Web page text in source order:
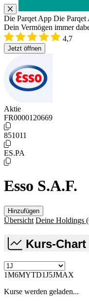
Die Parqet App Die
Dein Vermögen immer
4,7
Jetzt öffnen
Aktie
FR0000120669
851011
ES.PA
Esso S.A.F.
Hinzufügen
Übersicht Deine Holdings
Kurs-Chart
1M6MYTD1J5JMAX
Kurse werden geladen...